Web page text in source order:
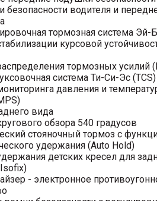
безопасности водителя и
тормозная система Эй-
курсовой
тормозных усилий
система Ти-Си-Эс (TCS)
давления и
вида
обзора 540 градусов
стояночный тормоз с
удержания (Auto Hold)
детских кресел для
- электронное